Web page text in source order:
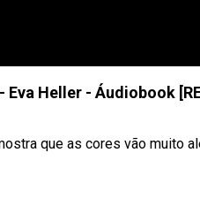
Heller - Áudiobook
que as cores vão muito